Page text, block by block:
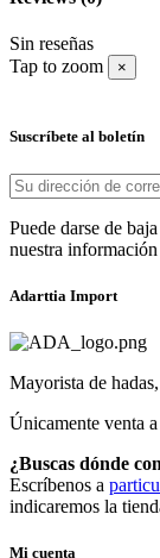
Sin reseñas
Tap to zoom
×
Suscríbete al boletín
Puede darse de
nuestra
Adarttia Import
Mayorista de
Únicamente venta
¿Buscas dónde
Escríbenos a
indicaremos la
Mi cuenta